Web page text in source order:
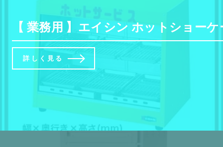
【 業務用 】エイシン ホットショー
詳しく見る